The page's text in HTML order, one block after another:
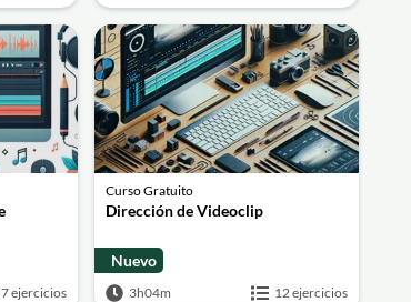
7 ejercicios
Curso Gratuito
Dirección de Videoclip
Nuevo
3h04m 12 ejercicios